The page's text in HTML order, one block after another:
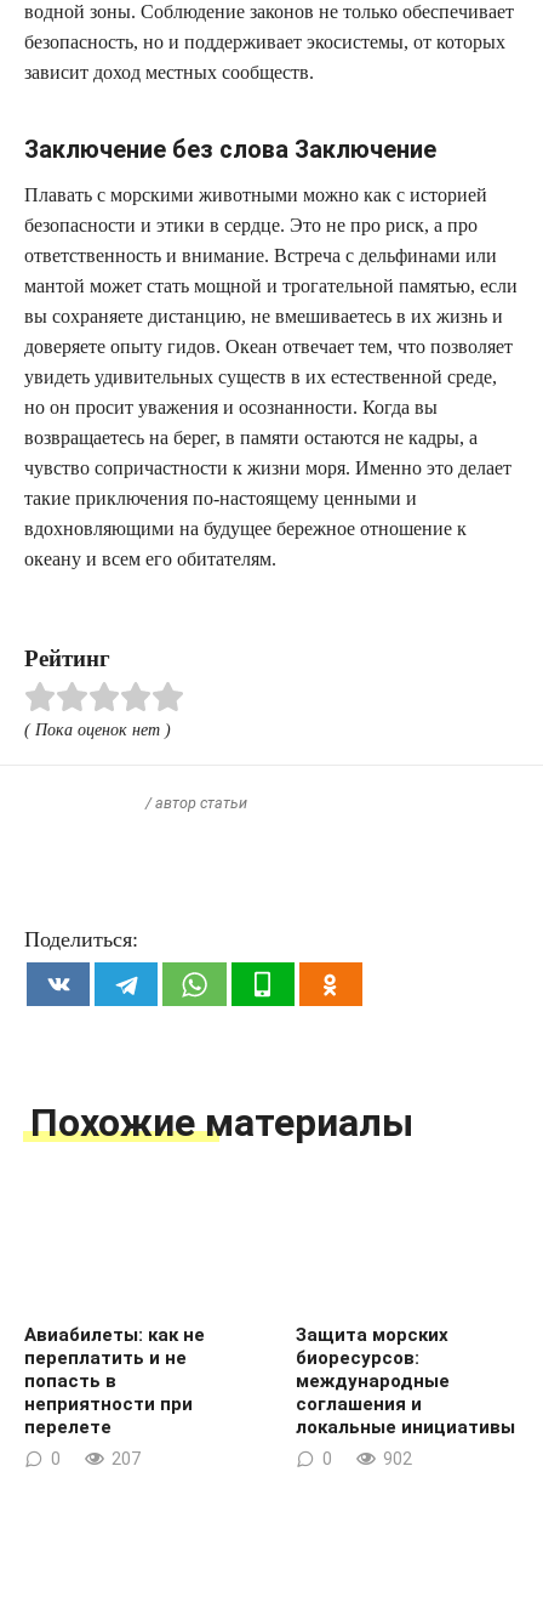
водной зоны. Соблюдение законов не только обеспечивает
безопасность, но и поддерживает экосистемы, от которых
зависит доход местных сообществ.
Заключение без слова Заключение
Плавать с морскими животными можно как с историей
безопасности и этики в сердце. Это не про риск, а про
ответственность и внимание. Встреча с дельфинами или
мантой может стать мощной и трогательной памятью, если
вы сохраняете дистанцию, не вмешиваетесь в их жизнь и
доверяете опыту гидов. Океан отвечает тем, что позволяет
увидеть удивительных существ в их естественной среде,
но он просит уважения и осознанности. Когда вы
возвращаетесь на берег, в памяти остаются не кадры, а
чувство сопричастности к жизни моря. Именно это делает
такие приключения по-настоящему ценными и
вдохновляющими на будущее бережное отношение к
океану и всем его обитателям.
Рейтинг
( Пока оценок нет )
/ автор статьи
Поделиться:
Похожие материалы
Авиабилеты: как не
переплатить и не
попасть в
неприятности при
перелете
0 207
Защита морских
биоресурсов:
международные
соглашения и
локальные инициативы
0 902